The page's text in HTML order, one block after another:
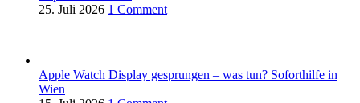
25. Juli 2026 1 Comment
Apple Watch Display gesprungen – was tun? Soforthilfe in
Wien